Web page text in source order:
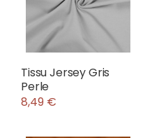
Tissu Jersey Gris
Perle
8,49 €